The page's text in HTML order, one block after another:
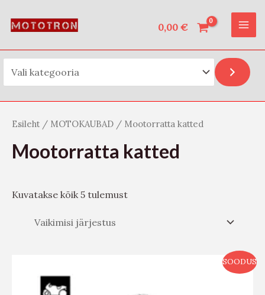
0,00 €
t
s
Esileht / MOTOKAUBAD / Mootorratta katted
Mootorratta katted
Kuvatakse kõik 5 tulemust
SOODUS